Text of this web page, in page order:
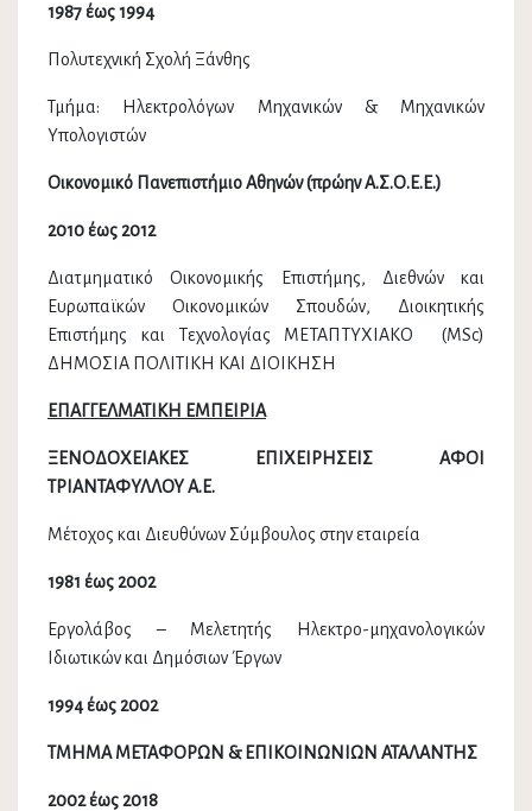
1987 έως 1994
Πολυτεχνική Σχολή Ξάνθης
Τμήμα: Ηλεκτρολόγων Μηχανικών & Μηχανικών
Υπολογιστών
Οικονομικό Πανεπιστήμιο Αθηνών (πρώην Α.Σ.Ο.Ε.Ε.)
2010 έως 2012
Διατμηματικό Οικονομικής Επιστήμης, Διεθνών και
Ευρωπαϊκών Οικονομικών Σπουδών, Διοικητικής
Επιστήμης και Τεχνολογίας METAΠTYXIAKO (MSc)
ΔΗΜΟΣΙΑ ΠΟΛΙΤΙΚΗ ΚΑΙ ΔΙΟΙΚΗΣΗ
ΕΠΑΓΓΕΛΜΑΤΙΚΗ ΕΜΠΕΙΡΙΑ
ΞΕΝΟΔΟΧΕΙΑΚΕΣ ΕΠΙΧΕΙΡΗΣΕΙΣ ΑΦΟΙ
ΤΡΙΑΝΤΑΦΥΛΛΟΥ Α.Ε.
Μέτοχος και Διευθύνων Σύμβουλος στην εταιρεία
1981 έως 2002
Εργολάβος – Μελετητής Ηλεκτρο-μηχανολογικών
Ιδιωτικών και Δημόσιων Έργων
1994 έως 2002
ΤΜΗΜΑ ΜΕΤΑΦΟΡΩΝ & ΕΠΙΚΟΙΝΩΝΙΩΝ ΑΤΑΛΑΝΤΗΣ
2002 έως 2018